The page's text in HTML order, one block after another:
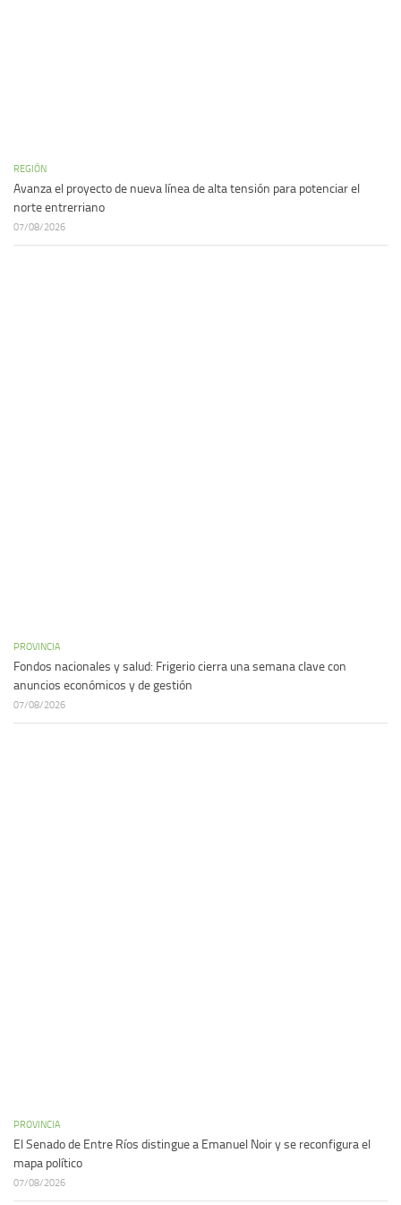
REGIÓN
Avanza el proyecto de nueva línea de alta tensión para potenciar el
norte entrerriano
07/08/2026
PROVINCIA
Fondos nacionales y salud: Frigerio cierra una semana clave con
anuncios económicos y de gestión
07/08/2026
PROVINCIA
El Senado de Entre Ríos distingue a Emanuel Noir y se reconfigura el
mapa político
07/08/2026